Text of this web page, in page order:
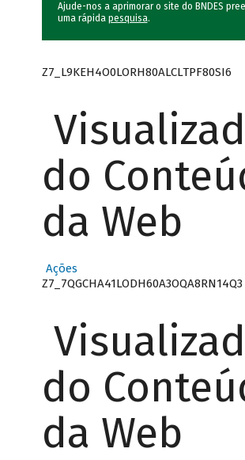
Ajude-nos a aprimorar o site do BNDES
uma rápida pesquisa.
Z7_L9KEH4O0LORH80ALCLTPF80SI6
do
da Web
Ações
Z7_7QGCHA41LODH60A3OQA8RN14Q3
do
da Web